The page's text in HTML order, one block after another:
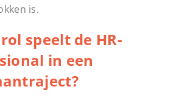
is.
speelt de HR-
in een